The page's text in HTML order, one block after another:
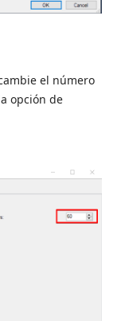
el número
opción de